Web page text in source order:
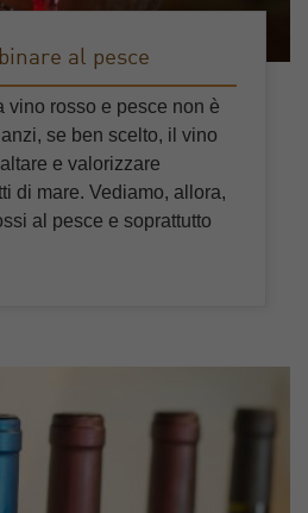
al pesce
vino rosso e pesce non è
se ben scelto, il vino
e valorizzare
di mare. Vediamo, allora,
al pesce e soprattutto